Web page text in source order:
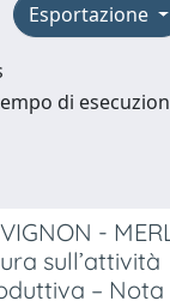
Esportazione
di
-
sull’attività
– Nota